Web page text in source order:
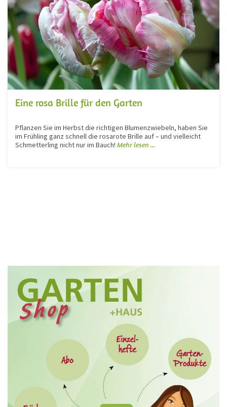
Eine rosa Brille für den Garten
Pflanzen Sie im Herbst die richtigen Blumenzwiebeln, haben Sie
im Frühling ganz schnell die rosarote Brille auf – und vielleicht
Schmetterling nicht nur im Bauch! Mehr lesen ...